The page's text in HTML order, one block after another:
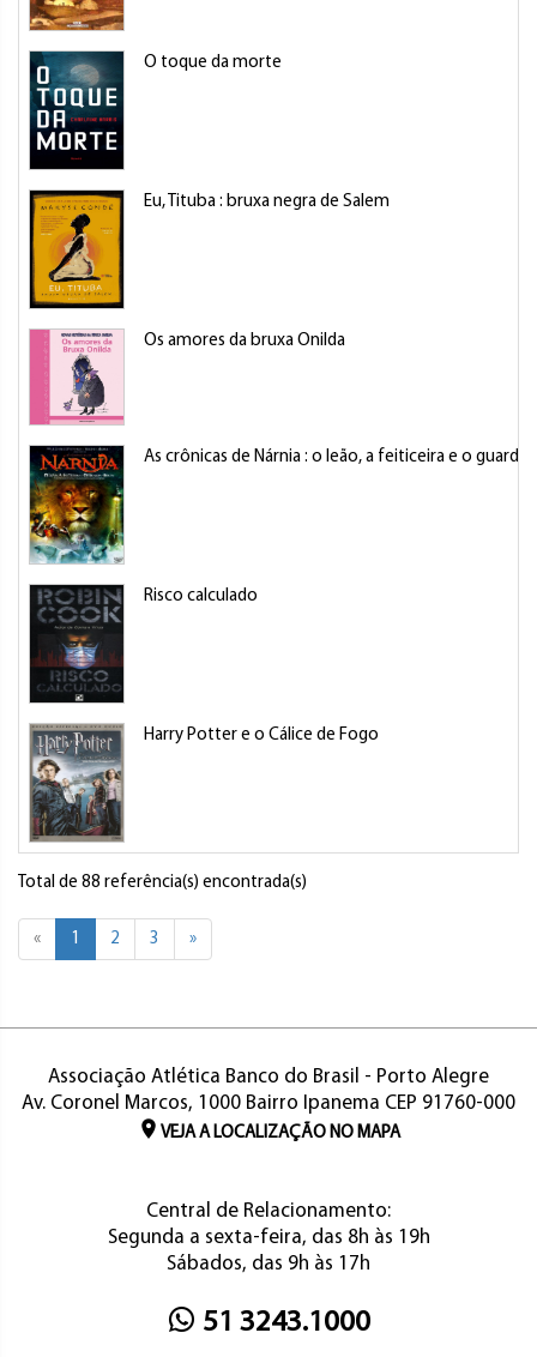
O toque da morte
Eu, Tituba : bruxa negra de Salem
Os amores da bruxa Onilda
As crônicas de Nárnia : o leão, a feiticeira e o
Risco calculado
Harry Potter e o Cálice de Fogo
Total de 88 referência(s) encontrada(s)
« 1 2 3 »
Associação Atlética Banco do Brasil - Porto Alegre
Av. Coronel Marcos, 1000 Bairro Ipanema CEP 91760-000
VEJA A LOCALIZAÇÃO NO MAPA
Central de Relacionamento:
Segunda a sexta-feira, das 8h às 19h
Sábados, das 9h às 17h
51 3243.1000